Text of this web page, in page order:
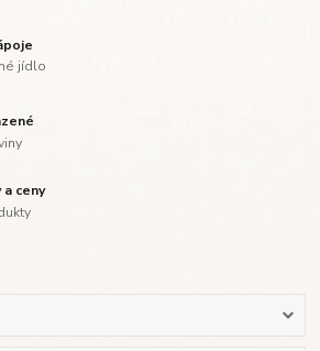
jídlo
ceny